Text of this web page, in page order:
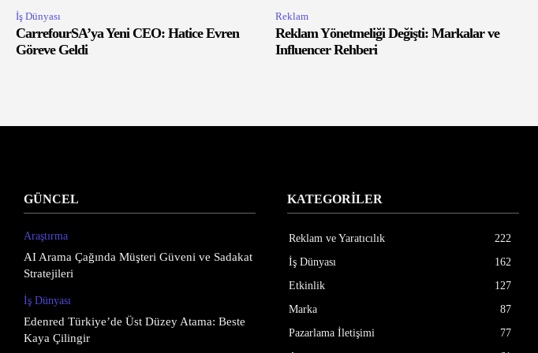
İş Dünyası
CarrefourSA’ya Yeni CEO: Hatice Evren
Göreve Geldi
Reklam
Reklam Yönetmeliği Değişti: Markalar ve
Influencer Rehberi
GÜNCEL
Araştırma
AI Arama Çağında Müşteri Güveni ve Sadakat
Stratejileri
İş Dünyası
Edenred Türkiye’de Üst Düzey Atama: Beste
Kaya Çilingir
KATEGORİLER
Reklam ve Yaratıcılık
222
İş Dünyası
162
Etkinlik
127
Marka
87
Pazarlama İletişimi
77